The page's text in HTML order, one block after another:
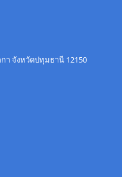
า จังหวัดปทุมธานี 12150